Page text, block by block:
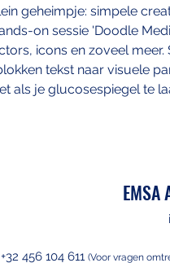
geheimpje: simpele
on sessie 'Doodle
icons en zoveel
tekst naar visuele
als je glucosespiegel te
EMSA
+32 456 104 611 (Voor vragen